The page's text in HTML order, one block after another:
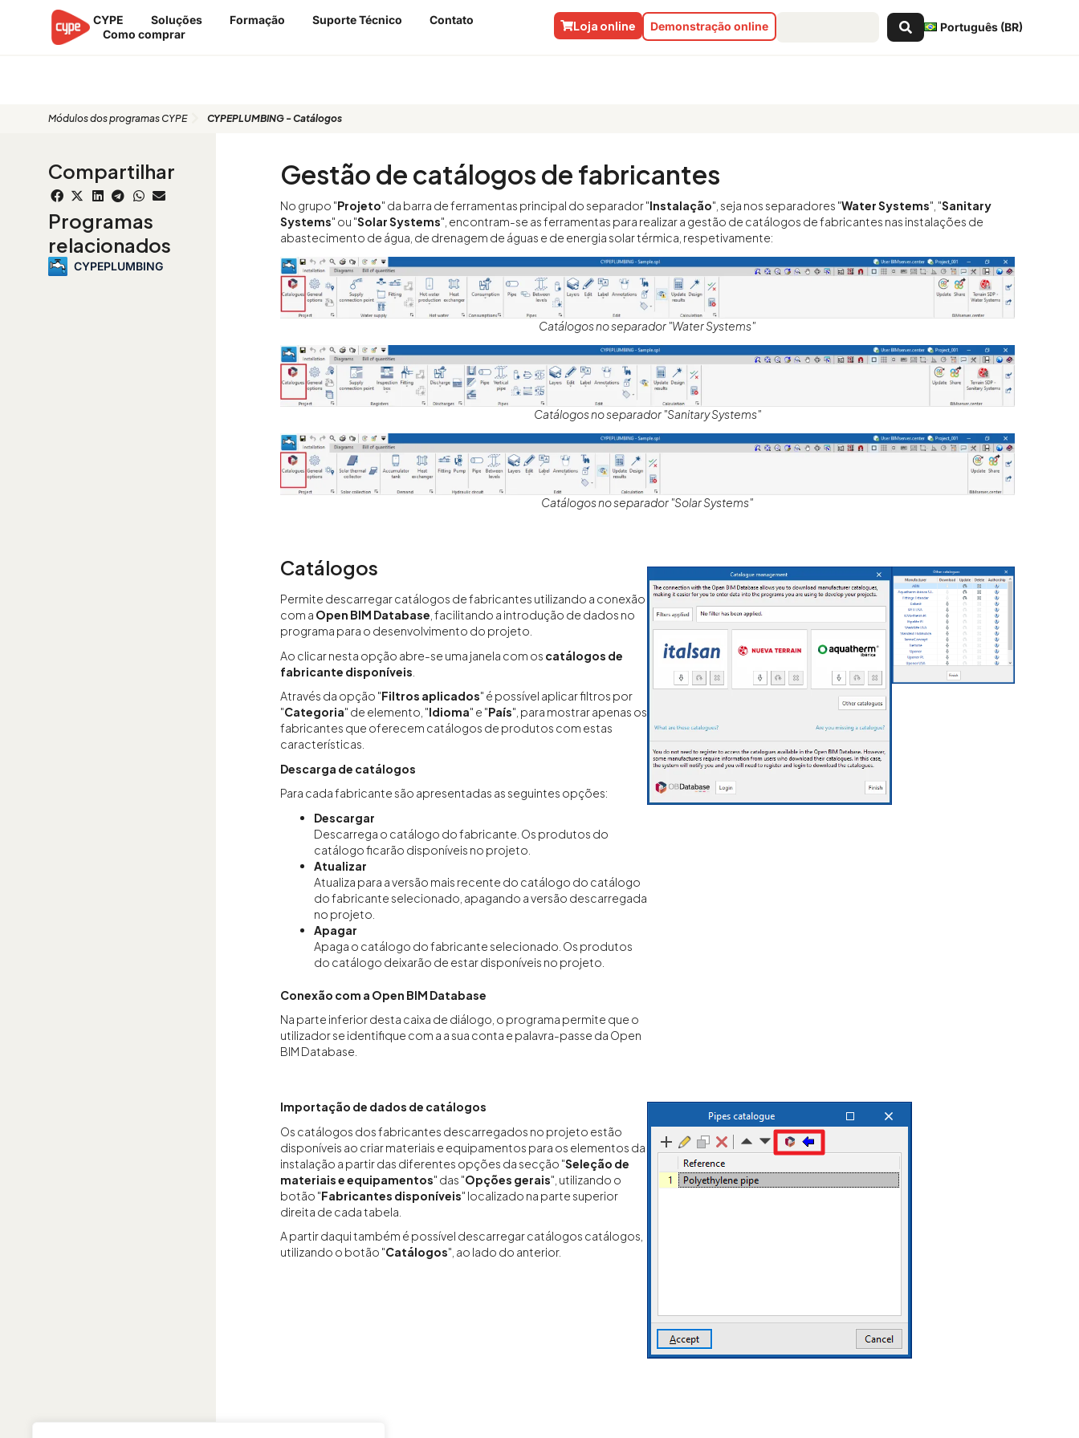
CYPE Soluções Formação Suporte Técnico
Contato
Como comprar
Português (BR)
Pesquisar
...
Demonstração online
Loja online
Módulos dos programas CYPE CYPEPLUMBING - Catálogos
Compartilhar
Programas
relacionados
CYPEPLUMBING
Gestão de catálogos de fabricantes
No grupo "Projeto" da barra de ferramentas principal do separador "Instalação", seja nos separadores "Water Systems", "Sanitary
Systems" ou "Solar Systems", encontram-se as ferramentas para realizar a gestão de catálogos de fabricantes nas instalações de
abastecimento de água, de drenagem de águas e de energia solar térmica, respetivamente:
Catálogos no separador "Water Systems"
Catálogos no separador "Sanitary Systems"
Catálogos no separador "Solar Systems"
Catálogos
Permite descarregar catálogos de fabricantes utilizando a conexão
com a Open BIM Database , facilitando a introdução de dados no
programa para o desenvolvimento do projeto.
Ao clicar nesta opção abre-se uma janela com os catálogos de
fabricante disponíveis
Através da opção "Filtros aplicados" é possível aplicar filtros por
"Categoria" de elemento, "Idioma" e "País", para mostrar apenas os
fabricantes que oferecem catálogos de produtos com estas
características.
Descarga de catálogos
Para cada fabricante são apresentadas as seguintes opções:
Descargar
Descarrega o catálogo do fabricante. Os produtos do
catálogo ficarão disponíveis no projeto.
Atualizar
Atualiza para a versão mais recente do catálogo do catálogo
do fabricante selecionado, apagando a versão descarregada
no projeto.
Apagar
Apaga o catálogo do fabricante selecionado. Os produtos
do catálogo deixarão de estar disponíveis no projeto.
Conexão com a Open BIM Database
Na parte inferior desta caixa de diálogo, o programa permite que o
utilizador se identifique com a a sua conta e palavra-passe da Open
BIM Database.
Importação de dados de catálogos
Os catálogos dos fabricantes descarregados no projeto estão
disponíveis ao criar materiais e equipamentos para os elementos da
instalação a partir das diferentes opções da secção "Seleção de
materiais e equipamentos" das "Opções gerais", utilizando o
botão "Fabricantes disponíveis" localizado na parte superior
direita de cada tabela.
A partir daqui também é possível descarregar catálogos catálogos,
utilizando o botão "Catálogos", ao lado do anterior.